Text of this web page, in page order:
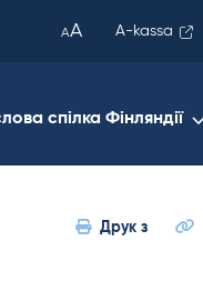
AA A-kassa
спілка Фінляндії
Друк з